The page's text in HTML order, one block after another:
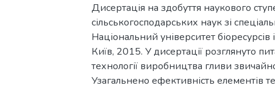
Дисертація на здобуття наукового
сільськогосподарських наук зі
Національний університет
Київ, 2015. У дисертації розглянуто
технології виробництва гливи
Узагальнено ефективність елементів